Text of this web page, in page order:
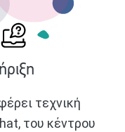
τεχνική
του κέντρου